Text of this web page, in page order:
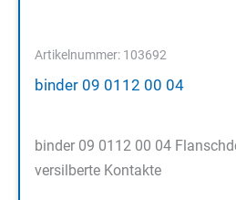
Artikelnummer: 103692
binder 09 0112 00 04
binder 09 0112 00 04
versilberte Kontakte